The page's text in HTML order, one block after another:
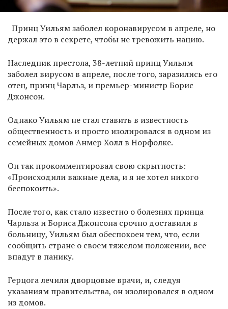
Принц Уильям заболел коронавирусом в апреле, но
держал это в секрете, чтобы не тревожить нацию.
Наследник престола, 38-летний принц Уильям
заболел вирусом в апреле, после того, заразились его
отец, принц Чарльз, и премьер-министр Борис
Джонсон.
Однако Уильям не стал ставить в известность
общественность и просто изолировался в одном из
семейных домов Анмер Холл в Норфолке.
Он так прокомментировал свою скрытность:
«Происходили важные дела, и я не хотел никого
беспокоить».
После того, как стало известно о болезнях принца
Чарльза и Бориса Джонсона срочно доставили в
больницу, Уильям был обеспокоен тем, что, если
сообщить стране о своем тяжелом положении, все
впадут в панику.
Герцога лечили дворцовые врачи, и, следуя
указаниям правительства, он изолировался в одном
из домов.